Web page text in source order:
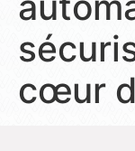
cœur